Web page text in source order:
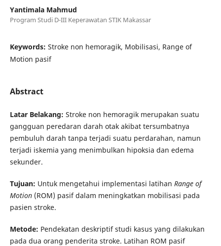
Yantimala Mahmud
Program Studi D-III Keperawatan STIK Makassar
Keywords: Stroke non hemoragik, Mobilisasi, Range of
Motion pasif
Abstract
Latar Belakang: Stroke non hemoragik merupakan suatu
gangguan peredaran darah otak akibat tersumbatnya
pembuluh darah tanpa terjadi suatu perdarahan, namun
terjadi iskemia yang menimbulkan hipoksia dan edema
sekunder.
Tujuan: Untuk mengetahui implementasi latihan Range of
Motion(ROM) pasif dalam meningkatkan mobilisasi pada
pasien stroke.
Metode: Pendekatan deskriptif studi kasus yang dilakukan
pada dua orang penderita stroke. Latihan ROM pasif